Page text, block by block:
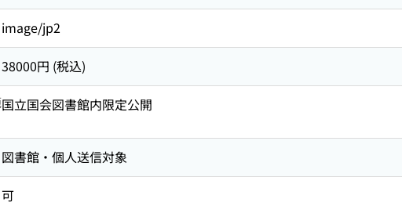
image/jp2
38000円 (税込)
国立国会図書館内限定公開
図書館・個人送信対象
可